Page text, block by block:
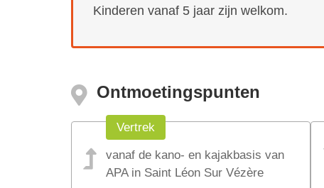
Kinderen vanaf 5 jaar zijn welkom.
Ontmoetingspunten
Vertrek
vanaf de kano- en kajakbasis van
APA in Saint Léon Sur Vézère